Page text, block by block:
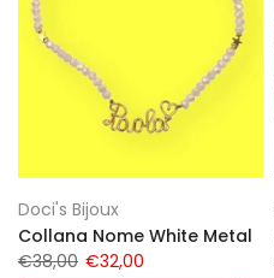
Doci's Bijoux
Collana Nome White Metal
€38,00 €32,00